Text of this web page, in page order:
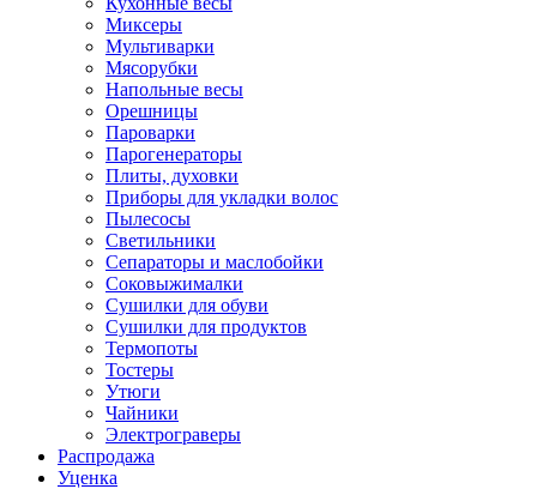
Миксеры
Мультиварки
Мясорубки
Напольные весы
Орешницы
Пароварки
Парогенераторы
Плиты, духовки
Приборы для укладки волос
Пылесосы
Светильники
Сепараторы и маслобойки
Соковыжималки
Сушилки для обуви
Сушилки для продуктов
Термопоты
Тостеры
Утюги
Чайники
Электрограверы
Распродажа
Уценка